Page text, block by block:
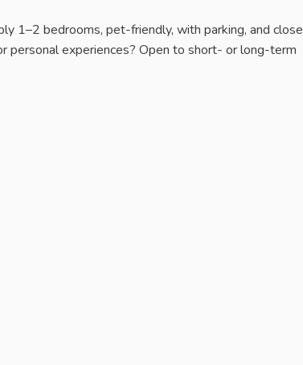
1–2 bedrooms, pet-friendly, with parking, and close
personal experiences? Open to short- or long-term